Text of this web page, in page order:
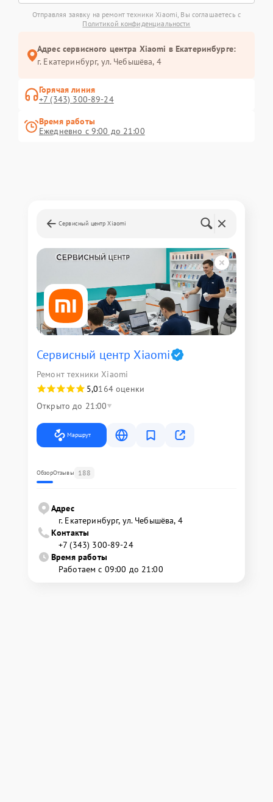
Отправляя заявку на ремонт техники Xiaomi, Вы соглашаетесь с
Политикой конфиденциальности
Адрес сервисного центра Xiaomi в Екатеринбурге:
г. Екатеринбург, ул. Чебышёва, 4
Горячая линия
+7 (343) 300-89-24
Время работы
Ежедневно с 9:00 до 21:00
Сервисный центр Xiaomi
Сервисный центр Xiaomi
Ремонт техники Xiaomi
5,0164 оценки
Открыто до 21:00
Маршрут
ОбзорОтзывы 188
Адрес
г. Екатеринбург, ул. Чебышёва, 4
Контакты
+7 (343) 300-89-24
Время работы
Работаем с 09:00 до 21:00